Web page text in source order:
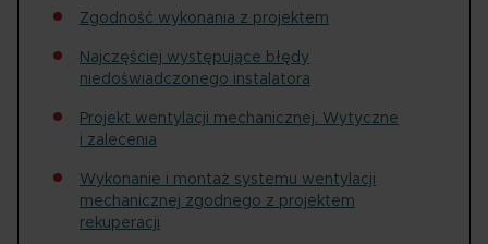
Zgodność wykonania z projektem
Najczęściej występujące błędy
niedoświadczonego instalatora
Projekt wentylacji mechanicznej. Wytyczne
i zalecenia
Wykonanie i montaż systemu wentylacji
mechanicznej zgodnego z projektem
rekuperacji